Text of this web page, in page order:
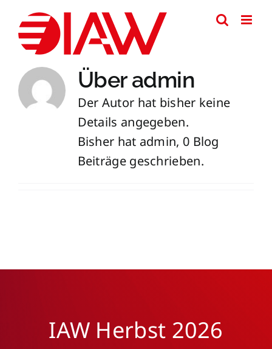
Inhalt
springen
Überadmin
Der Autor hat bisher keine
Details angegeben.
Bisher hat admin, 0 Blog
Beiträge geschrieben.
IAW Herbst 2026